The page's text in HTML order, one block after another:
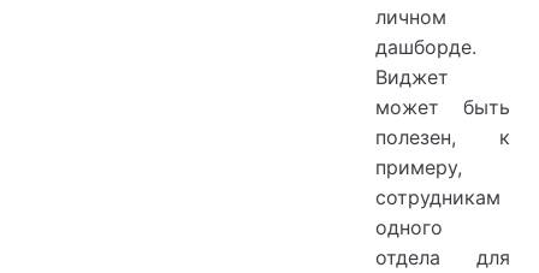
личном
дашборде.
Виджет
может быть
полезен, к
примеру,
сотрудникам
одного
отдела для